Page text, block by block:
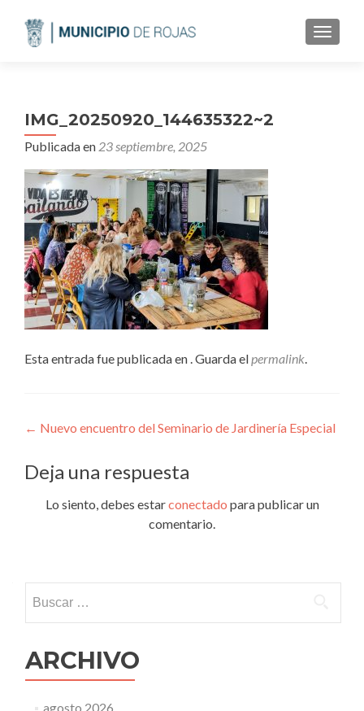
IMG_20250920_144635322~2
Publicada en 23 septiembre, 2025
Esta entrada fue publicada en . Guarda elpermalink.
Navegación
de
entradas
← Nuevo encuentro del Seminario de Jardinería Especial
Deja una respuesta
Lo siento, debes estarconectado para publicar un
comentario.
ARCHIVO
agosto 2026